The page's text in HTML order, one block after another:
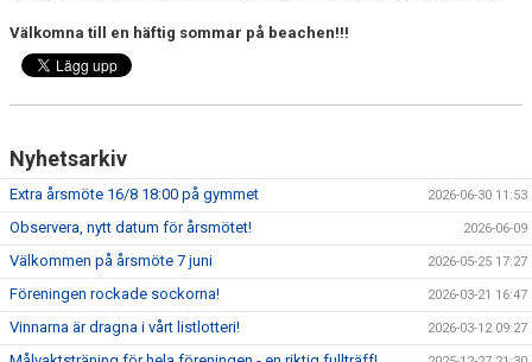
Välkomna till en häftig sommar på beachen!!!
Nyhetsarkiv
Extra årsmöte 16/8 18:00 på gymmet 2026-06-30 11:53
Observera, nytt datum för årsmötet! 2026-06-09
Välkommen på årsmöte 7 juni 2026-05-25 17:27
Föreningen rockade sockorna! 2026-03-21 16:47
Vinnarna är dragna i vårt listlotteri! 2026-03-12 09:27